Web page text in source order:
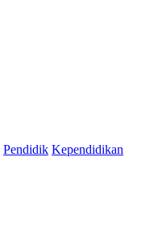
Pendidik Kependidikan